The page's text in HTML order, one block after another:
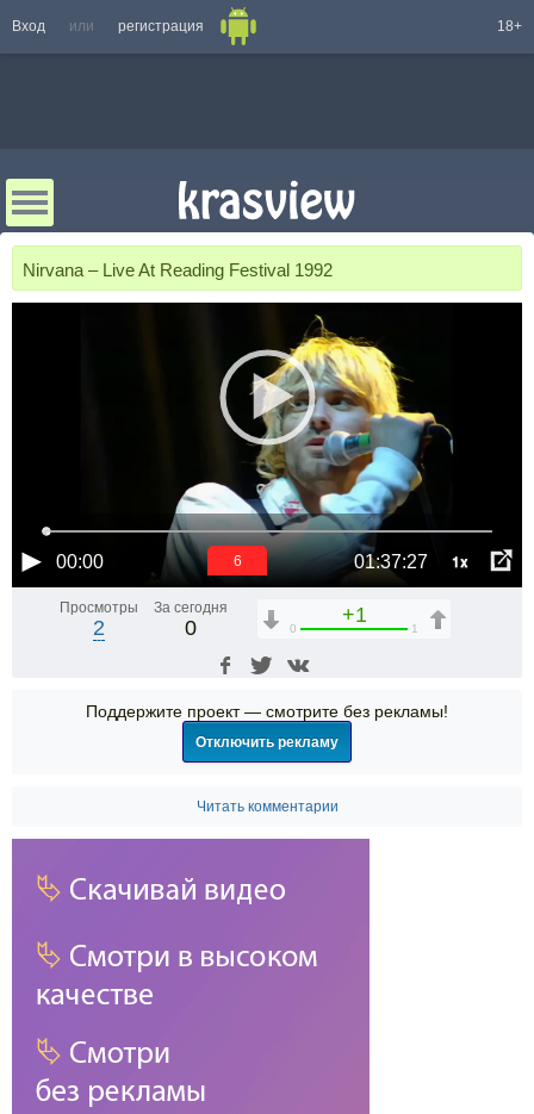
Вход или регистрация 18+
Nirvana – Live At Reading Festival 1992
00:00 01:37:27 1x
6
Просмотры
2
За сегодня
0
+1
0 1
Поддержите проект — смотрите без рекламы!
Отключить рекламу
Читать комментарии